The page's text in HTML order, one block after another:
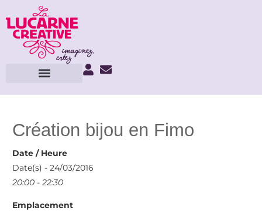
Création bijou en Fimo
Date / Heure
Date(s) - 24/03/2016
20:00 - 22:30
Emplacement